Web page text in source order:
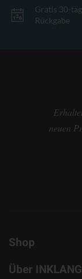
Gratis 30-
Rückgabe
neuen
Shop
Über INKLANG